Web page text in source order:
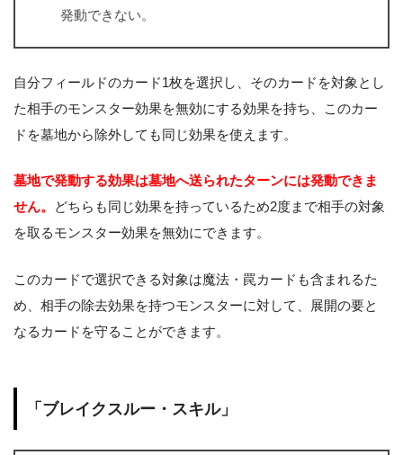
発動できない。
自分フィールドのカード1枚を選択し、そのカードを対象とし
た相手のモンスター効果を無効にする効果を持ち、このカー
ドを墓地から除外しても同じ効果を使えます。
墓地で発動する効果は墓地へ送られたターンには発動できま
せん。
どちらも同じ効果を持っているため2度まで相手の対象
を取るモンスター効果を無効にできます。
このカードで選択できる対象は魔法・罠カードも含まれるた
め、相手の除去効果を持つモンスターに対して、展開の要と
なるカードを守ることができます。
「ブレイクスルー・スキル」